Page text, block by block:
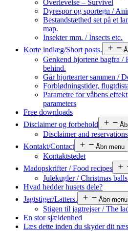
Overlevelse – Survivel
Dyrespor og sportegn /
Bestandstæthed set på et
map.
Insekter mm. / Insects etc.
Korte indlæg/Short posts.
Genkend hjortene bagfra /
behind.
Går hjortearter sammen /
Forblødningstider,
Parametre for våbens
parameters
Free downloads
Disclaimer og forbehold
Disclaimer and reservations
Kontakt/Contact
Åbn menu
Kontaktstedet
Madopskrifter / Food recipes
Julekugler / Christmas
Hvad hedder husets dele?
Jagtstiger/Latters.
Åbn menu
Stigen til jagtrejser / The
En stor sjældenhed
Læs dette inden du skyder dit